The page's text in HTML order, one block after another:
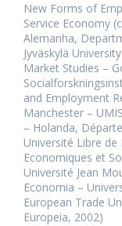
New Forms of
Service Economy
Alemanha,
Jyväskylä
Market Studies –
and Employment
Manchester –
– Holanda,
Université Libre de
Economiques et
Université Jean
Economia –
European Trade
Europeia, 2002)